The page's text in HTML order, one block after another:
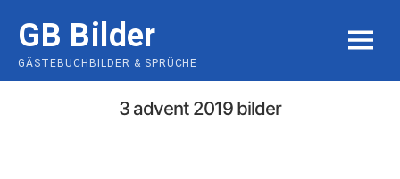
content
GB Bilder
GÄSTEBUCHBILDER & SPRÜCHE
MENU
3 advent 2019 bilder